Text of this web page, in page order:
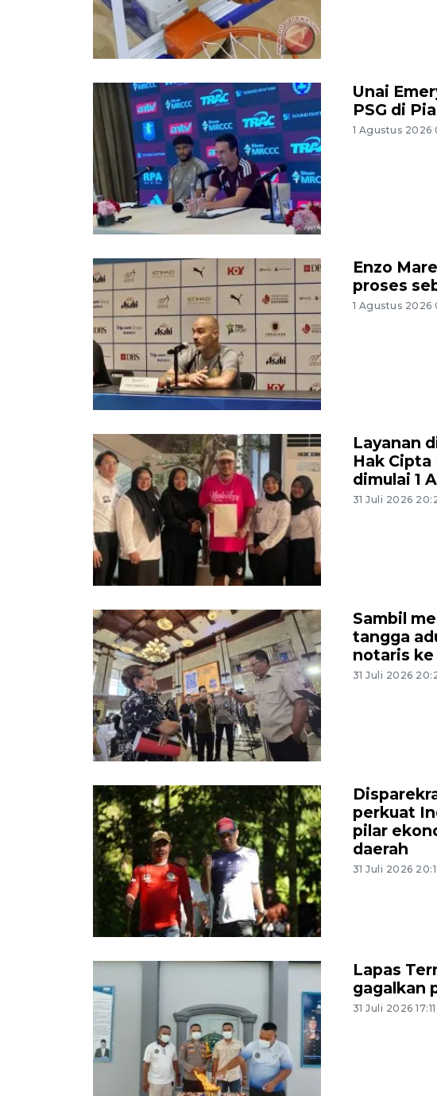
Unai
PSG di
1 Agustus 2026
Enzo
proses
1 Agustus 2026
Layanan
Hak
dimulai 1
31 Juli 2026
Sambil
tangga
notaris
31 Juli 2026
perkuat
pilar
daerah
31 Juli 2026
Lapas
gagalkan
31 Juli 2026 17:11